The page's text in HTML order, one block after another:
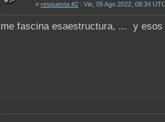
« respuesta #2 : Vie, 05 Ago 2022, 08:34
me fascina esaestructura, ... y